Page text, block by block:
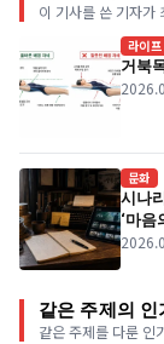
이 기사를 쓴 기자가
라이프
거북
문화
시나
‘마음
같은 주제의 인
같은 주제를 다룬 인